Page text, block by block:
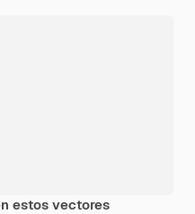
estos vectores